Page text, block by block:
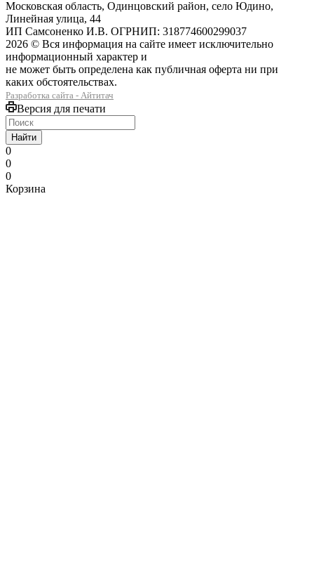
Московская область, Одинцовский район, село Юдино,
Линейная улица, 44
ИП Самсоненко И.В. ОГРНИП: 318774600299037
2026 © Вся информация на сайте имеет исключительно
информационный характер и
не может быть определена как публичная оферта ни при
каких обстоятельствах.
Разработка сайта - Айтитач
Версия для печати
Найти
0
0
0
Корзина